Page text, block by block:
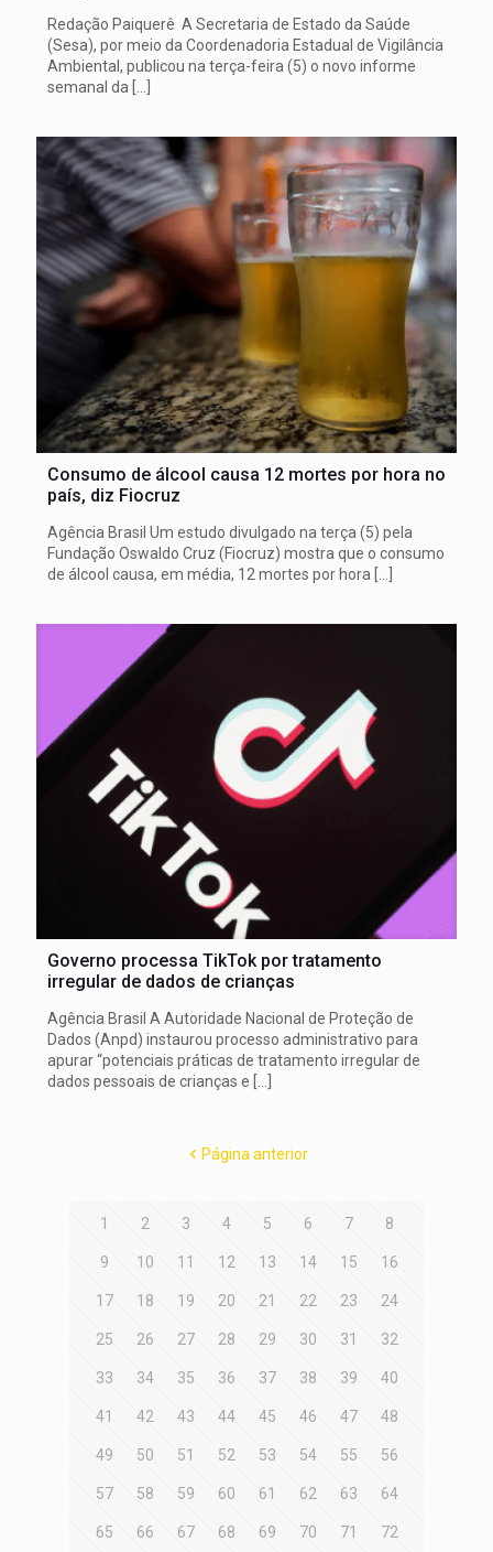
Redação Paiquerê A Secretaria de Estado da Saúde
(Sesa), por meio da Coordenadoria Estadual de Vigilância
Ambiental, publicou na terça-feira (5) o novo informe
semanal da […]
Consumo de álcool causa 12 mortes por hora no
país, diz Fiocruz
Agência Brasil Um estudo divulgado na terça (5) pela
Fundação Oswaldo Cruz (Fiocruz) mostra que o consumo
de álcool causa, em média, 12 mortes por hora
Governo processa TikTok por tratamento
irregular de dados de crianças
Agência Brasil A Autoridade Nacional de Proteção de
Dados (Anpd) instaurou processo administrativo para
apurar “potenciais práticas de tratamento irregular de
dados pessoais de crianças e […]
Página anterior
1 2 3 4 5 6 7 8
9 10 11 12 13 14 15 16
17 18 19 20 21 22 23 24
25 26 27 28 29 30 31 32
33 34 35 36 37 38 39 40
41 42 43 44 45 46 47 48
49 50 51 52 53 54 55 56
57 58 59 60 61 62 63 64
65 66 67 68 69 70 71 72